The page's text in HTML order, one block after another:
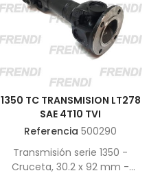
1350 TC TRANSMISION LT278
SAE 4T10 TVI
Referencia 500290
Transmisión serie 1350 -
Cruceta, 30.2 x 92 mm -